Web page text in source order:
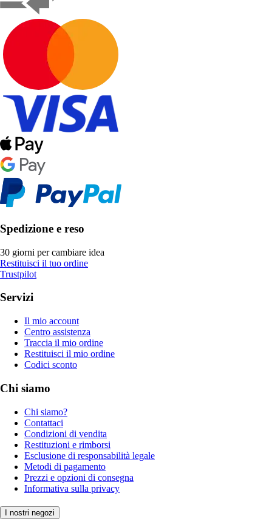
Spedizione e reso
30 giorni per cambiare idea
Restituisci il tuo ordine
Trustpilot
Servizi
Il mio account
Centro assistenza
Traccia il mio ordine
Restituisci il mio ordine
Codici sconto
Chi siamo
Chi siamo?
Contattaci
Condizioni di vendita
Restituzioni e rimborsi
Esclusione di responsabilità legale
Metodi di pagamento
Prezzi e opzioni di consegna
Informativa sulla privacy
I nostri negozi